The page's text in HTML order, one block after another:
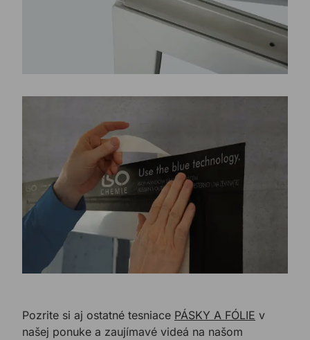
Pozrite si aj ostatné tesniace PÁSKY A FÓLIE v
našej ponuke a zaujímavé videá na našom